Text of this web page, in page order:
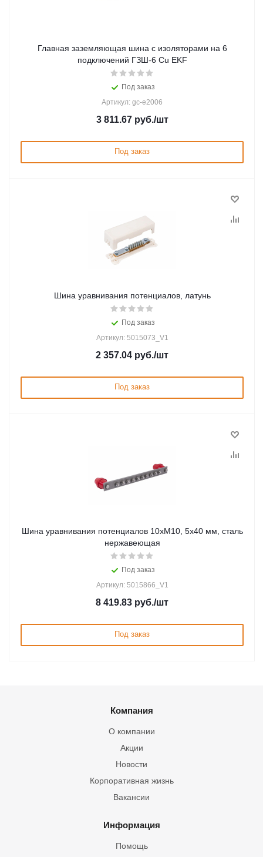
Главная заземляющая шина с изоляторами на 6
подключений ГЗШ-6 Сu EKF
Под заказ
Артикул: gc-e2006
3 811.67руб./шт
Под заказ
Шина уравнивания потенциалов, латунь
Под заказ
Артикул: 5015073_V1
2 357.04 руб./шт
Под заказ
Шина уравнивания потенциалов 10xM10, 5х40 мм, сталь
нержавеющая
Под заказ
Артикул: 5015866_V1
8 419.83 руб./шт
Под заказ
Компания
О компании
Акции
Новости
Корпоративная жизнь
Вакансии
Информация
Помощь